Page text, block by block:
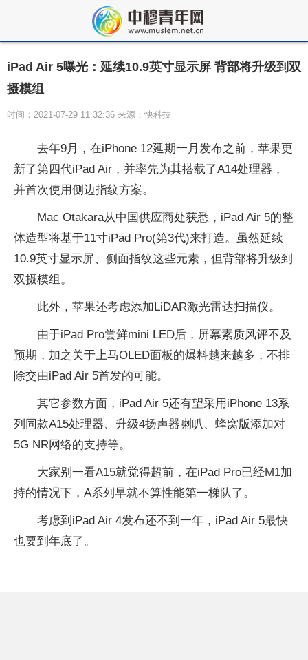
iPad Air 5曝光：延续10.9英寸显示屏 背部将升级到双
摄模组
时间：2021-07-29 11:32:36 来源：快科技
去年9月，在iPhone 12延期一月发布之前，苹果更
新了第四代iPad Air，并率先为其搭载了A14处理器，
并首次使用侧边指纹方案。
Mac Otakara从中国供应商处获悉，iPad Air 5的整
体造型将基于11寸iPad Pro(第3代)来打造。虽然延续
10.9英寸显示屏、侧面指纹这些元素，但背部将升级到
双摄模组。
此外，苹果还考虑添加LiDAR激光雷达扫描仪。
由于iPad Pro尝鲜mini LED后，屏幕素质风评不及
预期，加之关于上马OLED面板的爆料越来越多，不排
除交由iPad Air 5首发的可能。
其它参数方面，iPad Air 5还有望采用iPhone 13系
列同款A15处理器、升级4扬声器喇叭、蜂窝版添加对
5G NR网络的支持等。
大家别一看A15就觉得超前，在iPad Pro已经M1加
持的情况下，A系列早就不算性能第一梯队了。
考虑到iPad Air 4发布还不到一年，iPad Air 5最快
也要到年底了。